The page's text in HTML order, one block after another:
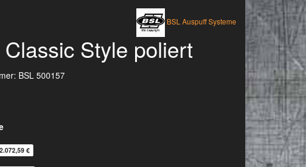
BSL Auspuff Systeme
Style poliert
BSL 500157
2.072,59 €